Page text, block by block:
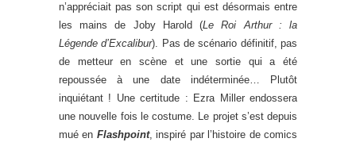
n’appréciait pas son script qui est désormais entre
les mains de Joby Harold (Le Roi Arthur : la
Légende d’Excalibur). Pas de scénario définitif, pas
de metteur en scène et une sortie qui a été
repoussée à une date indéterminée… Plutôt
inquiétant ! Une certitude : Ezra Miller endossera
une nouvelle fois le costume. Le projet s’est depuis
mué en Flashpoint, inspiré par l’histoire de comics